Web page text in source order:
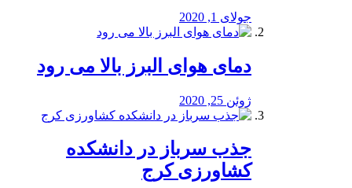
جولای 1, 2020
دمای هوای البرز بالا می رود
ژوئن 25, 2020
جذب سرباز در دانشکده
کشاورزی کرج